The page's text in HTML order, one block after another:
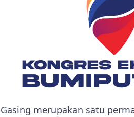
Gasing merupakan satu